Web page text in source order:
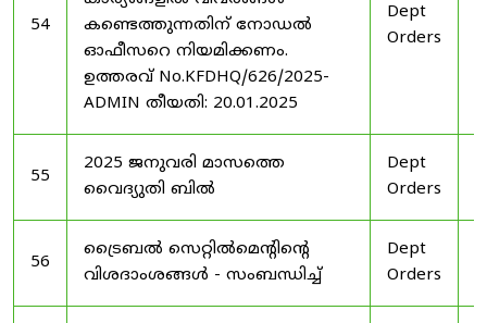
54
കണ്ടെത്തുന്നതിന് നോഡൽ
ഓഫീസറെ നിയമിക്കണം.
ഉത്തരവ് No.KFDHQ/626/2025-
ADMIN തീയതി: 20.01.2025
Dept
Orders
55
2025 ജനുവരി മാസത്തെ
വൈദ്യുതി ബിൽ
Dept
Orders
56
ട്രൈബൽ സെറ്റിൽമെൻ്റിൻ്റെ
വിശദാംശങ്ങൾ - സംബന്ധിച്ച്
Dept
Orders